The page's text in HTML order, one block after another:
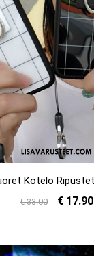
€ 33.00 € 17.90